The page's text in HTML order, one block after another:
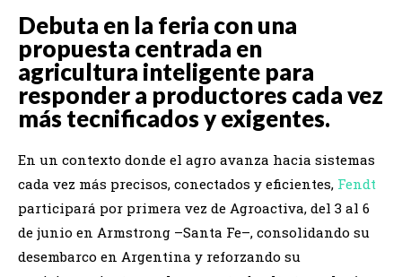
Debuta en la feria con una
propuesta centrada en
agricultura inteligente para
responder a productores cada vez
más tecnificados y exigentes.
En un contexto donde el agro avanza hacia sistemas
cada vez más precisos, conectados y eficientes, Fendt
participará por primera vez de Agroactiva, del 3 al 6
de junio en Armstrong –Santa Fe–, consolidando su
desembarco en Argentina y reforzando su